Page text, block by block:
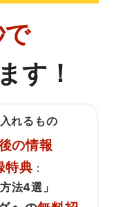
す！
れるもの
の情報
特典 ：
法4選」